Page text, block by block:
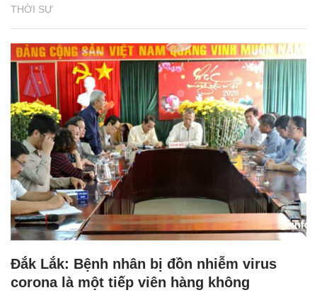
THỜI SỰ
Đắk Lắk: Bệnh nhân bị đồn nhiễm virus
corona là một tiếp viên hàng không